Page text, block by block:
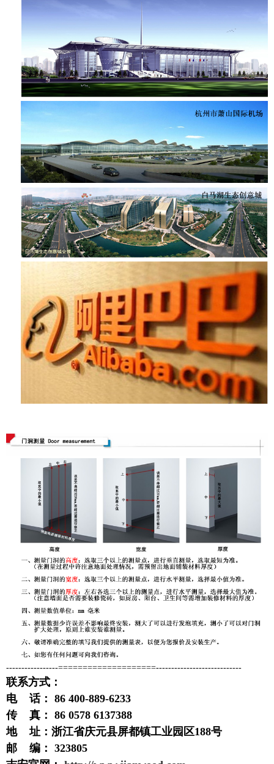
-----------------====================----------------------------
联系方式：
电 话： 86 400-889-6233
传 真： 86 0578 6137388
地 址：浙江省庆元县屏都镇工业园区188号
邮 编： 323805